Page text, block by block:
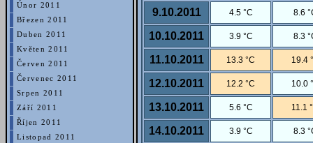
Únor 2011
Březen 2011
Duben 2011
Květen 2011
Červen 2011
Červenec 2011
Srpen 2011
Září 2011
Říjen 2011
Listopad 2011
9.10.2011 4.5 °C 8.6
10.10.2011 3.9 °C 8.3
11.10.2011 13.3 °C 19.4
12.10.2011 12.2 °C 10.0
13.10.2011 5.6 °C 11.1
14.10.2011 3.9 °C 8.3